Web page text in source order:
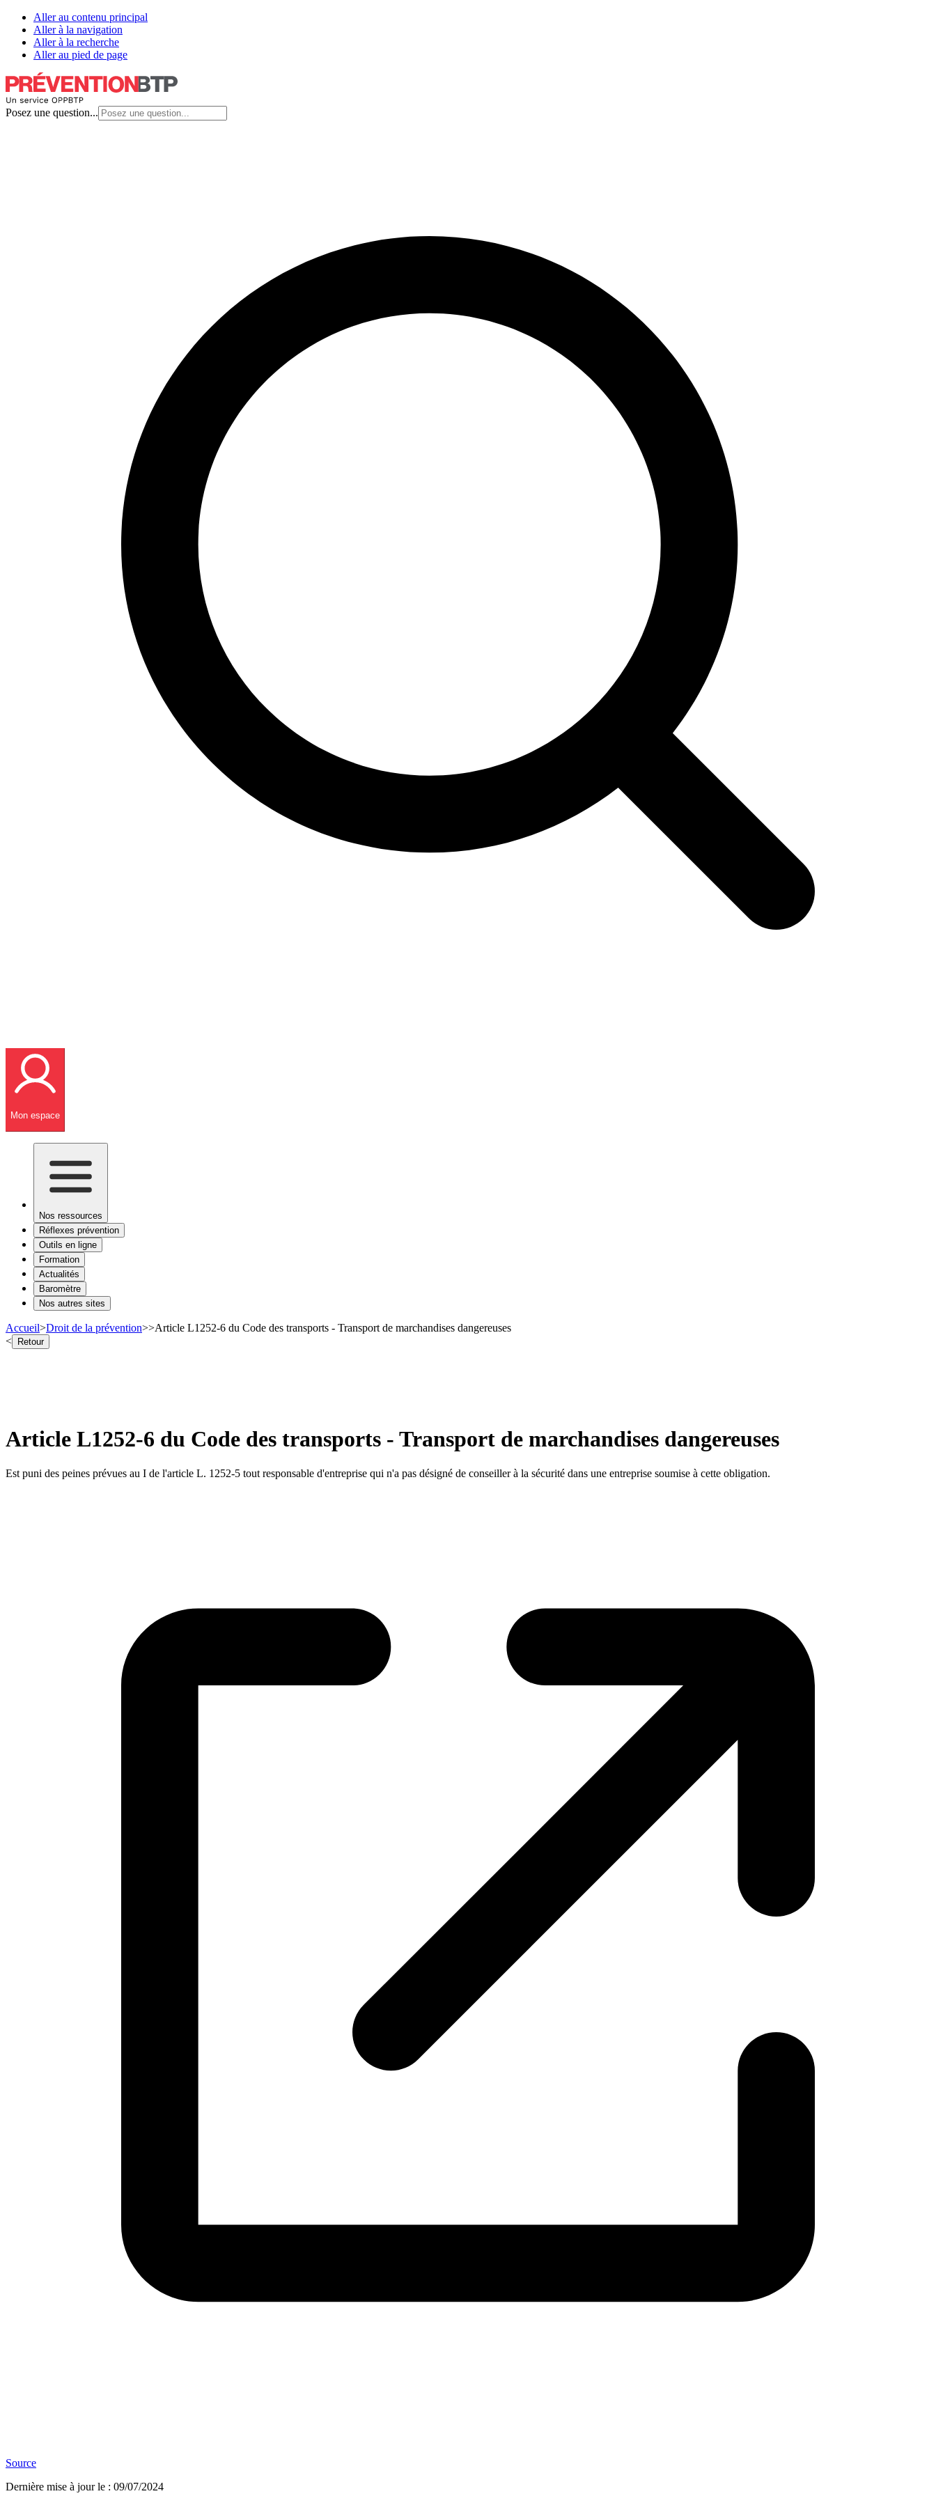
Aller au contenu principal
Aller à la navigation
Aller à la recherche
Aller au pied de page
Posez une question...
Mon espace
Nos ressources
Réflexes prévention
Outils en ligne
Formation
Actualités
Baromètre
Nos autres sites
Accueil>Droit de la prévention>>Article L1252-6 du Code des transports - Transport de marchandises dangereuses
< Retour
Article L1252-6 du Code des transports - Transport de marchandises dangereuses
Est puni des peines prévues au I de l'article L. 1252-5 tout responsable d'entreprise qui n'a pas désigné de conseiller à la sécurité dans une entreprise soumise à cette obligation.
Source
Dernière mise à jour le : 09/07/2024